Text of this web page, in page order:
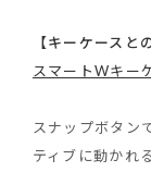
【キーケースと
スマートWキー
スナップボタン
ティブに動かれ